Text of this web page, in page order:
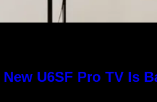
New U6SF Pro TV Is